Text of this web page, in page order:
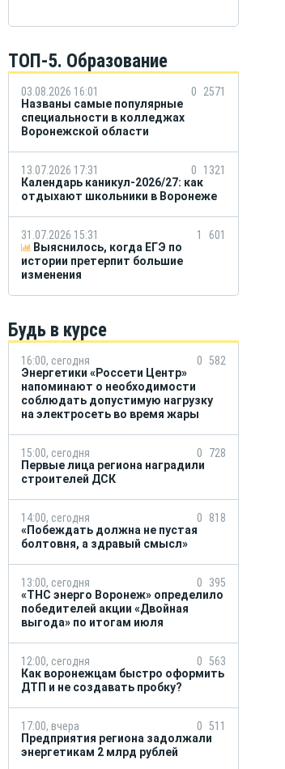
Как воронежцам
ДТП и не создавать
пробку?
Предприятия
ТОП-5. Oбразование
03.08.2026 16:01 0
2571
Названы самые популярные
специальности в колледжах
Воронежской области
13.07.2026 17:31 0
1321
Календарь каникул-2026/27: как
отдыхают школьники в Воронеже
31.07.2026 15:31 1
601
Выяснилось, когда ЕГЭ по
истории претерпит большие
изменения
Будь в курсе
16:00, сегодня 0 582
Энергетики «Россети Центр»
напоминают о необходимости
соблюдать допустимую нагрузку
на электросеть во время жары
15:00, сегодня 0
728
Первые лица региона наградили
строителей ДСК
14:00, сегодня 0
818
«Побеждать должна не пустая
болтовня, а здравый смысл»
13:00, сегодня 0
395
«ТНС энерго Воронеж» определило
победителей акции «Двойная
выгода» по итогам июля
12:00, сегодня 0 563
Как воронежцам быстро оформить
ДТП и не создавать пробку?
17:00, вчера 0 511
Предприятия региона задолжали
энергетикам 2 млрд рублей